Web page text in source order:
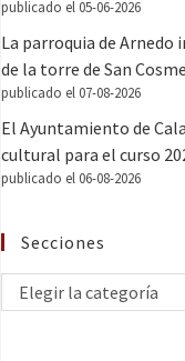
publicado el 05-06-2026
La parroquia de Arnedo
de la torre de San
publicado el 07-08-2026
El Ayuntamiento de
cultural para el curso
publicado el 06-08-2026
Secciones
Elegir la categoría